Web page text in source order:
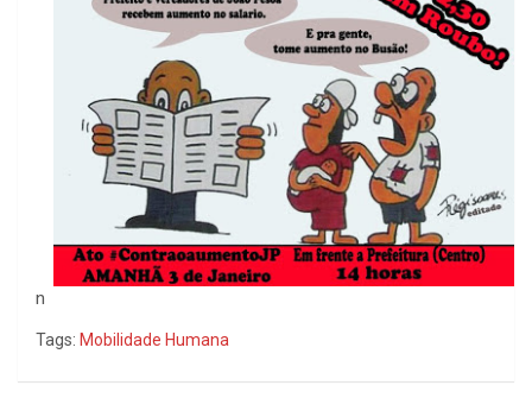
n
Tags: Mobilidade Humana